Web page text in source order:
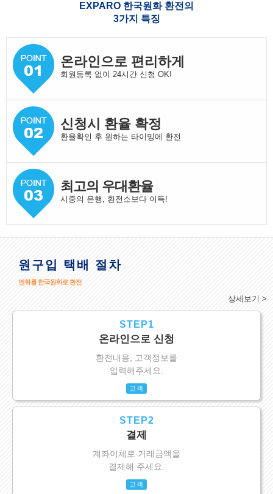
EXPARO 한국원화 환전의
3가지 특징
온라인으로 편리하게
회원등록 없이 24시간 신청 OK!
신청시 환율 확정
환율확인 후 원하는 타이밍에 환전
최고의 우대환율
시중의 은행, 환전소보다 이득!
원구입 택배 절차
엔화를 한국원화로 환전
상세보기 >
STEP1
온라인으로 신청
환전내용, 고객정보를
입력해주세요.
고객
STEP2
결제
계좌이체로 거래금액을
결제해 주세요.
고객